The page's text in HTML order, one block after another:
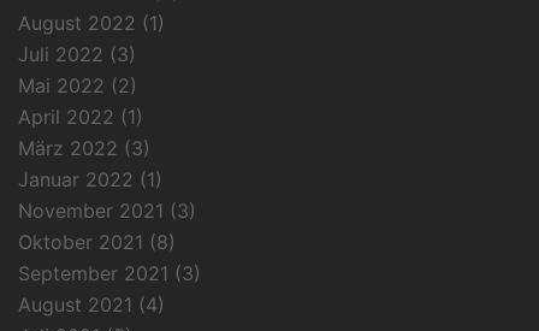
August 2022 (1)
Juli 2022 (3)
Mai 2022 (2)
April 2022 (1)
März 2022 (3)
Januar 2022 (1)
November 2021 (3)
Oktober 2021 (8)
September 2021 (3)
August 2021 (4)